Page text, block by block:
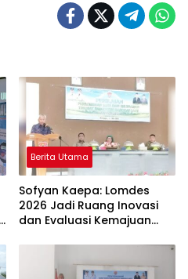
Berita Utama
Sofyan Kaepa: Lomdes
2026 Jadi Ruang Inovasi
dan Evaluasi Kemajuan